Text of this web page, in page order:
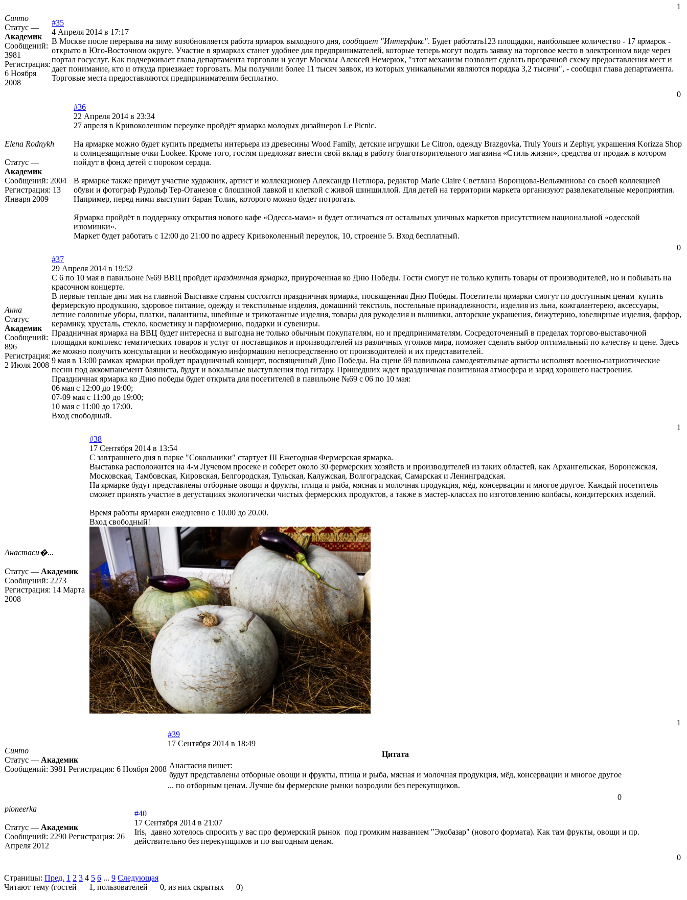
1
Синто
Статус —
Академик
Сообщений:
3981
Регистрация:
6 Ноября
2008
#35
4 Апреля 2014 в 17:17
В Москве после перерыва на зиму возобновляется работа ярмарок выходного дня, сообщает "Интерфакс". Будет работать123 площадки, наибольшее количество - 17 ярмарок -
открыто в Юго-Восточном округе. Участие в ярмарках станет удобнее для предпринимателей, которые теперь могут подать заявку на торговое место в электронном виде через
портал госуслуг. Как подчеркивает глава департамента торговли и услуг Москвы Алексей Немерюк, "этот механизм позволит сделать прозрачной схему предоставления мест и
дает понимание, кто и откуда приезжает торговать. Мы получили более 11 тысяч заявок, из которых уникальными являются порядка 3,2 тысячи", - сообщил глава департамента.
Торговые места предоставляются предпринимателям бесплатно.
0
Elena Rodnykh
Статус —
Академик
Сообщений: 2004
Регистрация: 13
Января 2009
#36
22 Апреля 2014 в 23:34
27 апреля в Кривоколенном переулке пройдёт ярмарка молодых дизайнеров Le Picnic.
На ярмарке можно будет купить предметы интерьера из древесины Wood Family, детские игрушки Le Citron, одежду Brazgovka, Truly Yours и Zephyr, украшения Korizza Shop
и солнцезащитные очки Lookee. Кроме того, гостям предложат внести свой вклад в работу благотворительного магазина «Стиль жизни», средства от продаж в котором
пойдут в фонд детей с пороком сердца.
В ярмарке также примут участие художник, артист и коллекционер Александр Петлюра, редактор Marie Claire Светлана Воронцова-Вельяминова со своей коллекцией
обуви и фотограф Рудольф Тер-Оганезов с блошиной лавкой и клеткой с живой шиншиллой. Для детей на территории маркета организуют развлекательные мероприятия.
Например, перед ними выступит баран Толик, которого можно будет потрогать.
Ярмарка пройдёт в поддержку открытия нового кафе «Одесса-мама» и будет отличаться от остальных уличных маркетов присутствием национальной «одесской
изюминки».
Маркет будет работать с 12:00 до 21:00 по адресу Кривоколенный переулок, 10, строение 5. Вход бесплатный.
0
Анна
Статус —
Академик
Сообщений:
896
Регистрация:
2 Июля 2008
#37
29 Апреля 2014 в 19:52
С 6 по 10 мая в павильоне №69 ВВЦ пройдет праздничная ярмарка, приуроченная ко Дню Победы. Гости смогут не только купить товары от производителей, но и побывать на
красочном концерте.
В первые теплые дни мая на главной Выставке страны состоится праздничная ярмарка, посвященная Дню Победы. Посетители ярмарки смогут по доступным ценам купить
фермерскую продукцию, здоровое питание, одежду и текстильные изделия, домашний текстиль, постельные принадлежности, изделия из льна, кожгалантерею, аксессуары,
летние головные уборы, платки, палантины, швейные и трикотажные изделия, товары для рукоделия и вышивки, авторские украшения, бижутерию, ювелирные изделия, фарфор,
керамику, хрусталь, стекло, косметику и парфюмерию, подарки и сувениры.
Праздничная ярмарка на ВВЦ будет интересна и выгодна не только обычным покупателям, но и предпринимателям. Сосредоточенный в пределах торгово-выставочной
площадки комплекс тематических товаров и услуг от поставщиков и производителей из различных уголков мира, поможет сделать выбор оптимальный по качеству и цене. Здесь
же можно получить консультации и необходимую информацию непосредственно от производителей и их представителей.
9 мая в 13:00 рамках ярмарки пройдет праздничный концерт, посвященный Дню Победы. На сцене 69 павильона самодеятельные артисты исполнят военно-патриотические
песни под аккомпанемент баяниста, будут и вокальные выступления под гитару. Пришедших ждет праздничная позитивная атмосфера и заряд хорошего настроения.
Праздничная ярмарка ко Дню победы будет открыта для посетителей в павильоне №69 с 06 по 10 мая:
06 мая с 12:00 до 19:00;
07-09 мая с 11:00 до 19:00;
10 мая с 11:00 до 17:00.
Вход свободный.
1
Анастаси�...
Статус — Академик
Сообщений: 2273
Регистрация: 14 Марта
2008
#38
17 Сентября 2014 в 13:54
С завтрашнего дня в парке "Сокольники" стартует III Ежегодная Фермерская ярмарка.
Выставка расположится на 4-м Лучевом просеке и соберет около 30 фермерских хозяйств и производителей из таких областей, как Архангельская, Воронежская,
Московская, Тамбовская, Кировская, Белгородская, Тульская, Калужская, Волгоградская, Самарская и Ленинградская.
На ярмарке будут представлены отборные овощи и фрукты, птица и рыба, мясная и молочная продукция, мёд, консервации и многое другое. Каждый посетитель
сможет принять участие в дегустациях экологически чистых фермерских продуктов, а также в мастер-классах по изготовлению колбасы, кондитерских изделий.
Время работы ярмарки ежедневно с 10.00 до 20.00.
Вход свободный!
1
Синто
Статус — Академик
Сообщений: 3981 Регистрация: 6 Ноября 2008
#39
17 Сентября 2014 в 18:49
Цитата
Анастасия пишет:
будут представлены отборные овощи и фрукты, птица и рыба, мясная и молочная продукция, мёд, консервации и многое другое
... по отборным ценам. Лучше бы фермерские рынки возродили без перекупщиков.
0
pioneerka
Статус — Академик
Сообщений: 2290 Регистрация: 26
Апреля 2012
#40
17 Сентября 2014 в 21:07
Iris, давно хотелось спросить у вас про фермерский рынок под громким названием "Экобазар" (нового формата). Как там фрукты, овощи и пр.
действительно без перекупщиков и по выгодным ценам.
0
Страницы: Пред. 1 2 3 4 5 6 ... 9 Следующая
Читают тему (гостей — 1 , пользователей — 0, из них скрытых — 0)